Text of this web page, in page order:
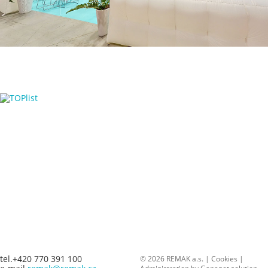
tel.+420 770 391 100
© 2026 REMAK a.s. | Cookies |